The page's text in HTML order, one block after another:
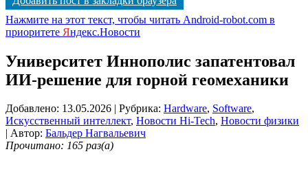
Нажмите на этот текст, чтобы читать Android-robot.com в
приоритете Яндекс.Новости
Университет Иннополис запатентовал
ИИ-решение для горной геомеханики
Добавлено: 13.05.2026 | Рубрика: Hardware, Software,
Искусственный интеллект, Новости Hi-Tech, Новости физики
| Автор: Бальдер Нагвальевич
Прочитано: 165 раз(а)